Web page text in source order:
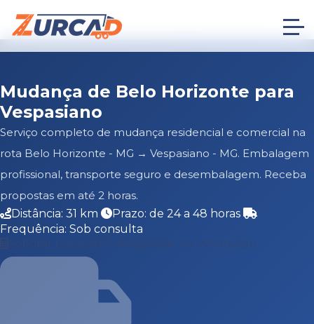
Mudança de Belo Horizonte para
Vespasiano
Serviço completo de mudança residencial e comercial na
rota Belo Horizonte - MG → Vespasiano - MG. Embalagem
profissional, transporte seguro e desembalagem. Receba
propostas em até 2 horas.
Distância: 31 km
Prazo: de 24 a 48 horas
Frequência: Sob consulta
Falar no WhatsApp